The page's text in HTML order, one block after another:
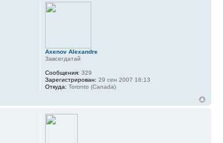
Axenov Alexandre
Завсегдатай
Сообщения: 329
Зарегистрирован: 29 сен 2007 16:13
Откуда: Toronto (Canada)